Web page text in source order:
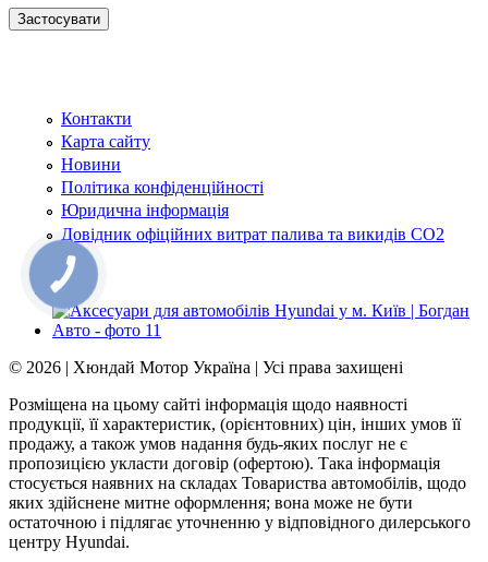
Контакти
Карта сайту
Новини
Політика конфіденційності
Юридична інформація
Довідник офіційних витрат палива та викидів СО2
© 2026 | Хюндай Мотор Україна | Усі права захищені
Розміщена на цьому сайті інформація щодо наявності
продукції, її характеристик, (орієнтовних) цін, інших умов її
продажу, а також умов надання будь-яких послуг не є
пропозицією укласти договір (офертою). Така інформація
стосується наявних на складах Товариства автомобілів, щодо
яких здійснене митне оформлення; вона може не бути
остаточною і підлягає уточненню у відповідного дилерського
центру Hyundai.
КНОПКА
ЗВ'ЯЗКУ